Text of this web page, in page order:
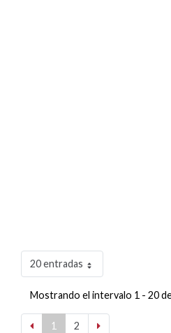
20 entradas
Mostrando el intervalo 1 - 20
1 2